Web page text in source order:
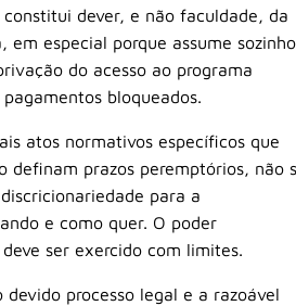
dever, e não faculdade, da
em especial porque assume sozinho
do acesso ao programa
bloqueados.
atos normativos específicos que
definam prazos peremptórios, não
para a
e como quer. O poder
ser exercido com limites.
devido processo legal e a razoável